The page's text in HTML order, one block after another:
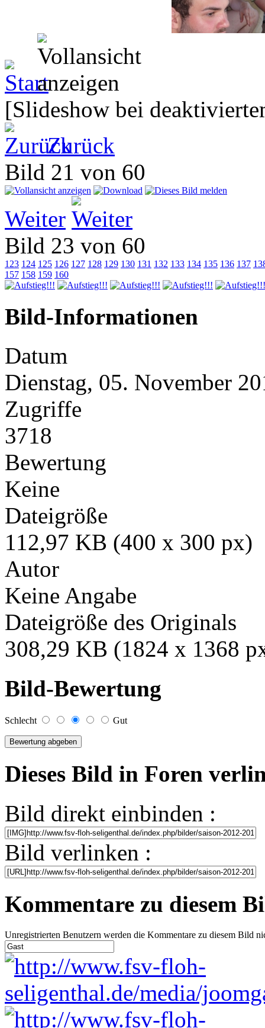
[Slideshow bei
Zurück
Bild 21 von 60
Weiter
Bild 23 von 60
123 124 125 126 127 128 129 130 131 132 133 134 135 136 137
157 158 159 160
Bild-Informationen
Datum
Dienstag, 05. November
Zugriffe
3718
Bewertung
Keine
Dateigröße
112,97 KB (400 x 300 px)
Autor
Keine Angabe
Dateigröße des Originals
308,29 KB (1824 x 1368
Bild-Bewertung
Schlecht Gut
Dieses Bild in Foren
Bild direkt einbinden :
Bild verlinken :
Kommentare zu diesem
Unregistrierten Benutzern werden die Kommentare zu diesem Bild